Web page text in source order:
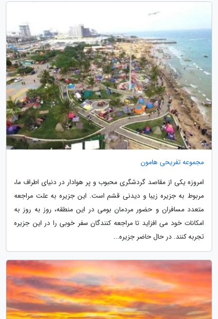
مجموعه تفریحی هامون
امروزه یکی از مقاصد گردشگری محبوب و پر هوادار در دنیای اطراف ما،
مربوط به جزیره زیبا و دیدنی قشم است. این جزیره به علت مراجعه
متعدد مسافران و حضور مردمان بومی در این منطقه، روز به روز به
امکانات خود می افزاید تا مراجعه کنندگان سفر خوبی را در این جزیره
تجربه کنند. در حال حاضر جزیره...